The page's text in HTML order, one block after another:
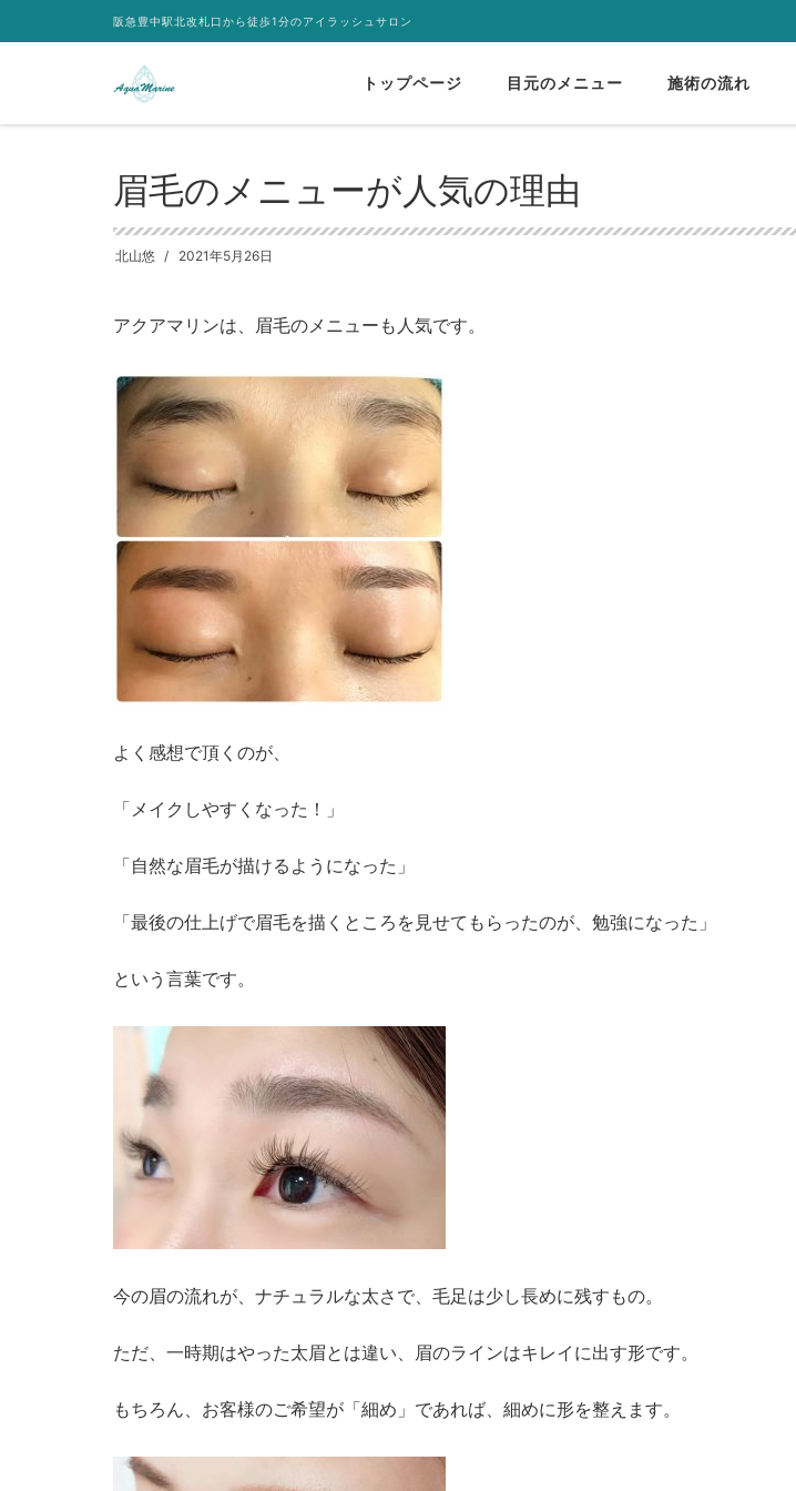
阪急豊中駅北改札口から徒歩1分のアイラッシュサロン
トップページ 目元のメニュー 施術の流れ
HOME
眉毛のメニューが人気の理由
北山悠 2021年5月26日
アクアマリンは、眉毛のメニューも人気です。
よく感想で頂くのが、
「メイクしやすくなった！」
「自然な眉毛が描けるようになった」
「最後の仕上げで眉毛を描くところを見せてもらったのが、勉強になった」
という言葉です。
今の眉の流れが、ナチュラルな太さで、毛足は少し長めに残すもの。
ただ、一時期はやった太眉とは違い、眉のラインはキレイに出す形です。
もちろん、お客様のご希望が「細め」であれば、細めに形を整えます。